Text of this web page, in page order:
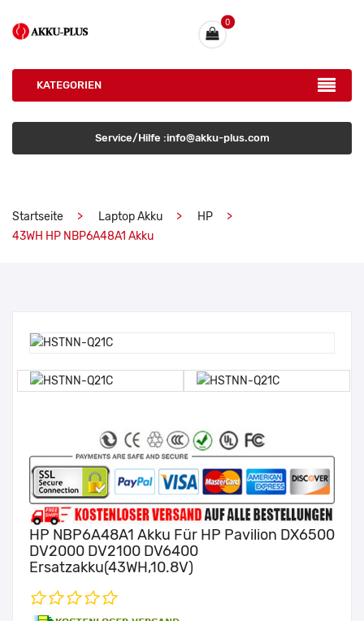
0
KATEGORIEN
Service/Hilfe :info@akku-plus.com
Startseite Laptop Akku
HP
43WH HP NBP6A48A1 Akku
HP NBP6A48A1 Akku Für HP Pavilion DX6500
DV2000 DV2100 DV6400
Ersatzakku(43WH,10.8V)